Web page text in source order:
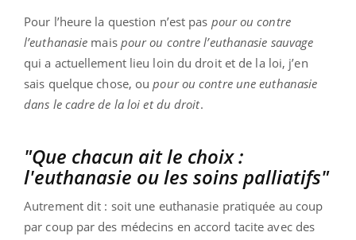
Pour l’heure la question n’est pas pour ou contre
l’euthanasie mais pour ou contre l’euthanasie sauvage
qui a actuellement lieu loin du droit et de la loi, j’en
sais quelque chose, oupour ou contre une euthanasie
dans le cadre de la loi et du droit.
"Que chacun ait le choix :
l'euthanasie ou les soins palliatifs"
Autrement dit : soit une euthanasie pratiquée au coup
par coup par des médecins en accord tacite avec des